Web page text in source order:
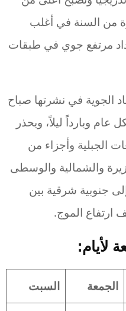
من السنة في أغلب
مرتفع جوي في طبقات
الجوية في نشرتها صباح
وبارداً ليلاً، ويحذر
الجبلية وأجزاء من
والشمالية والوسطى
إلى جنوبية شرقية بين
ارتفاع الموج.
لأيام:
الجمعة السبت